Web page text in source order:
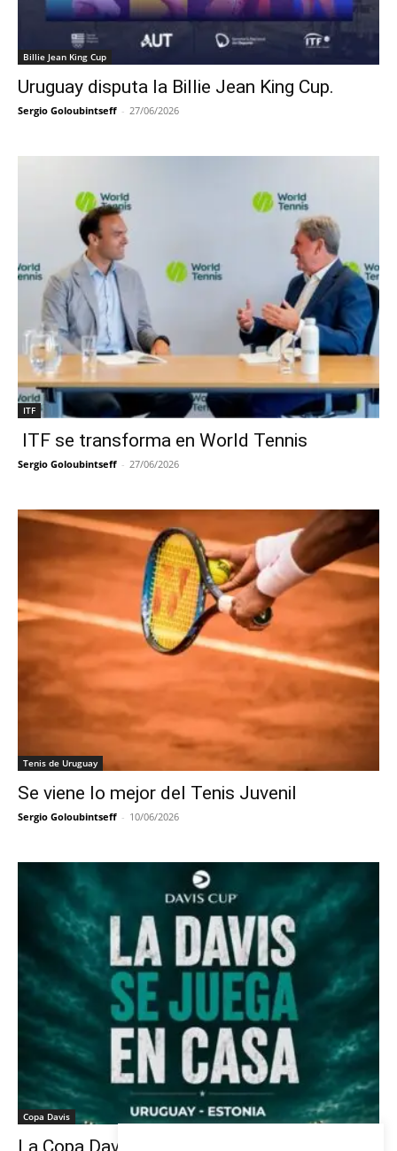
Billie Jean King Cup
Uruguay disputa la Billie Jean King Cup.
Sergio Goloubintseff - 27/06/2026
ITF
ITF se transforma en World Tennis
Sergio Goloubintseff - 27/06/2026
Tenis de Uruguay
Se viene lo mejor del Tenis Juvenil
Sergio Goloubintseff - 10/06/2026
Copa Davis